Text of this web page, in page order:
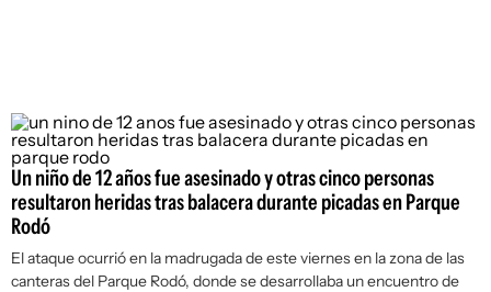
Un niño de 12 años fue asesinado y otras cinco personas
resultaron heridas tras balacera durante picadas en Parque
Rodó
El ataque ocurrió en la madrugada de este viernes en la zona de las
canteras del Parque Rodó, donde se desarrollaba un encuentro de